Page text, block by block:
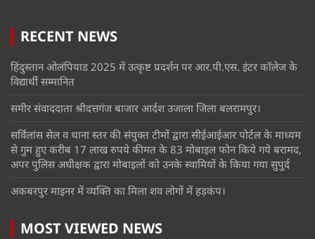
RECENT NEWS
हिंदुस्तान ओलंपियाड 2025 में उत्कृष्ट प्रदर्शन पर आर.पी.एस. इंटर कॉलेज के
विद्यार्थी सम्मानित
समीर संवाददाता श्रीदत्तगंज बाजार आर्दश उजाला जिला बलरामपुर।
सर्विलांस सेल व थाना स्तर की संयुक्त टीमों द्वारा सीईआईआर पोर्टल के माध्यम
से गुम हुए करीब 17 लाख रुपये कीमत के 83 मोबाइल फोन किये गये बरामद,
अपर पुलिस अधीक्षक द्वारा मोबाइलों को उनके स्वामियों के किया गया सुपुर्द
अकबरपुर माइनर में व्यक्ति का मिला शव लोगों में हड़कंप।
MOST VIEWED NEWS